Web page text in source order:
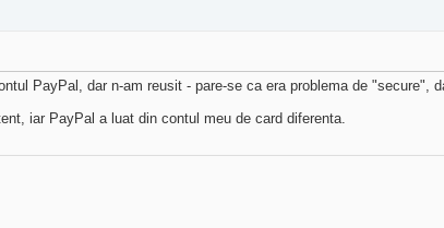
PayPal, dar n-am reusit - pare-se ca era problema de "secure",
iar PayPal a luat din contul meu de card diferenta.